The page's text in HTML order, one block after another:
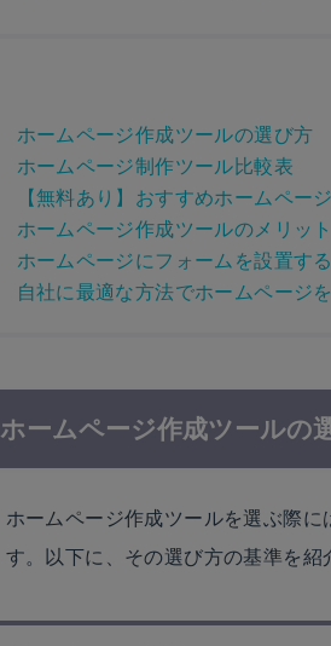
ホームページ作成ツールの選び方
ホームページ制作ツール比較表
【無料あり】おすすめホームペー
ホームページ作成ツールのメリッ
ホームページにフォームを設置す
自社に最適な方法でホームページ
ホームページ作成ツールの
ホームページ作成ツールを選ぶ際
す。以下に、その選び方の基準を紹